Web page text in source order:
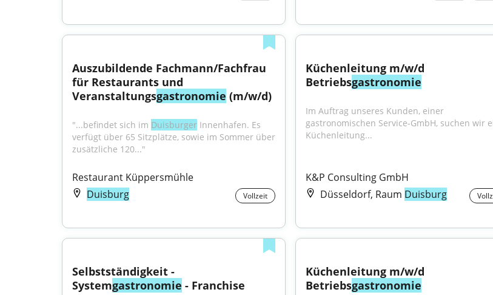
Auszubildende Fachmann/Fachfrau
für Restaurants und
Veranstaltungsgastronomie (m/w/d)
"...befindet sich im Duisburger Innenhafen. Es
verfügt über 65 Sitzplätze, sowie im Sommer über
zusätzliche 120..."
Restaurant Küppersmühle
Duisburg
Vollzeit
Küchenleitung m/w/d
Betriebsgastronomie
Im Auftrag unseres Kunden, einer
gastronomischen Service-GmbH, suchen wir
Küchenleitung...
K&P Consulting GmbH
Düsseldorf, Raum Duisburg
Selbstständigkeit -
Systemgastronomie - Franchise
Küchenleitung m/w/d
Betriebsgastronomie